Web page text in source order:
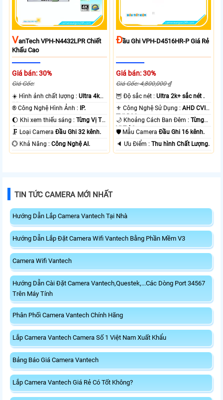
VAnTech VPH-N4432LPR Chiết
Khấu Cao
Giá bán: 30%
Giá Gốc:
☀️ Hình ảnh chất lượng :Ultra 4k
👍🏾 .
®️ Công Nghệ Hình Ảnh : IP.
🌔 Khi xem thiếu sáng :Từng Vị Trí
Camera .
🗜️ Loại CameraĐầu Ghi 32 kênh.
️💮 Khả Năng :Công Nghệ AI.
ĐẦu Ghi VPH-D4516HR-P Giá Rẻ
Giá bán: 30%
Giá Gốc: 4,800,000 ₫
🦉 Độ sắc nét :Ultra 2k+ sắc nét .
⚜️ Công Nghệ Sử Dụng :AHD CVI
TVI BCS.
🌙 Khoảng Cách Ban Đêm :Từng
Vị Trí Camera .
🛡 Mẫu CameraĐầu Ghi 16 kênh.
️🔈 Ưu Điểm :Thu hình Chất Lượng.
TIN TỨC CAMERA MỚI NHẤT
Hướng Dẫn Lắp Camera Vantech Tại Nhà
Hướng Dẫn Lắp Đặt Camera Wifi Vantech Bằng Phần Mềm V3
Camera Wifi Vantech
Hướng Dẫn Cài Đặt Camera Vantech,Questek,...Các Dòng Port 34567
Trên Máy Tính
Phân Phối Camera Vantech Chính Hãng
Lắp Camera Vantech Camera Số 1 Việt Nam Xuất Khẩu
Bảng Báo Giá Camera Vantech
Lắp Camera Vantech Giá Rẻ Có Tốt Không?